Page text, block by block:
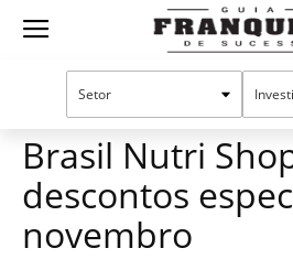
Guia
Mercado de franquias Publieditorial
Brasil Nutri
descontos
novembro